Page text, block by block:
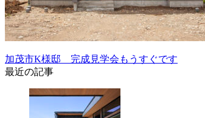
加茂市K様邸 完成見学会もうすぐです
最近の記事